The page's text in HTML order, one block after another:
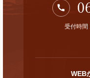
受付時間
WEB